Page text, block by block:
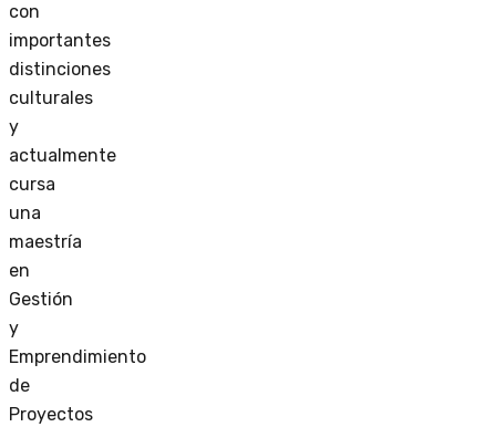
con
importantes
distinciones
culturales
y
actualmente
cursa
una
maestría
en
Gestión
y
Emprendimiento
de
Proyectos